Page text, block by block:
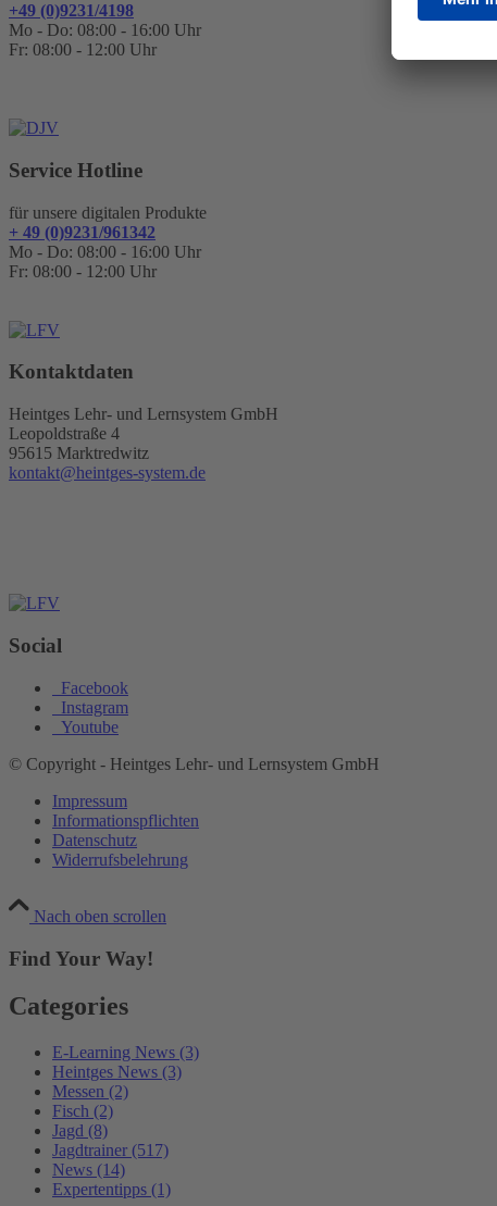
+49 (0)9231/4198
Mo - Do: 08:00 - 16:00 Uhr
Fr: 08:00 - 12:00 Uhr
Service Hotline
für unsere digitalen Produkte
+ 49 (0)9231/961342
Mo - Do: 08:00 - 16:00 Uhr
Fr: 08:00 - 12:00 Uhr
Kontaktdaten
Heintges Lehr- und Lernsystem GmbH
Leopoldstraße 4
95615 Marktredwitz
kontakt@heintges-system.de
Social
Facebook
Instagram
Youtube
© Copyright - Heintges Lehr- und Lernsystem GmbH
Impressum
Informationspflichten
Datenschutz
Widerrufsbelehrung
Nach oben scrollen
Find Your Way!
Categories
E-Learning News (3)
Heintges News (3)
Messen (2)
Fisch (2)
Jagd (8)
Jagdtrainer (517)
News (14)
Expertentipps (1)